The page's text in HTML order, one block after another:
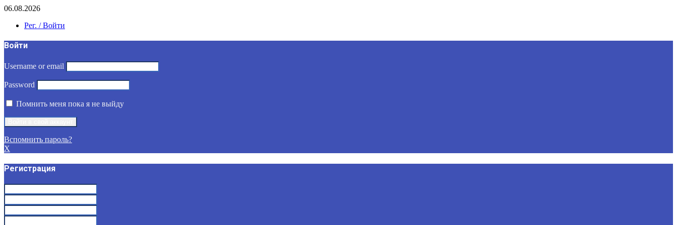
06.08.2026
Рег. / Войти
Войти
Username or email
Password
Помнить меня пока я не выйду
Вспомнить пароль?
X
Регистрация